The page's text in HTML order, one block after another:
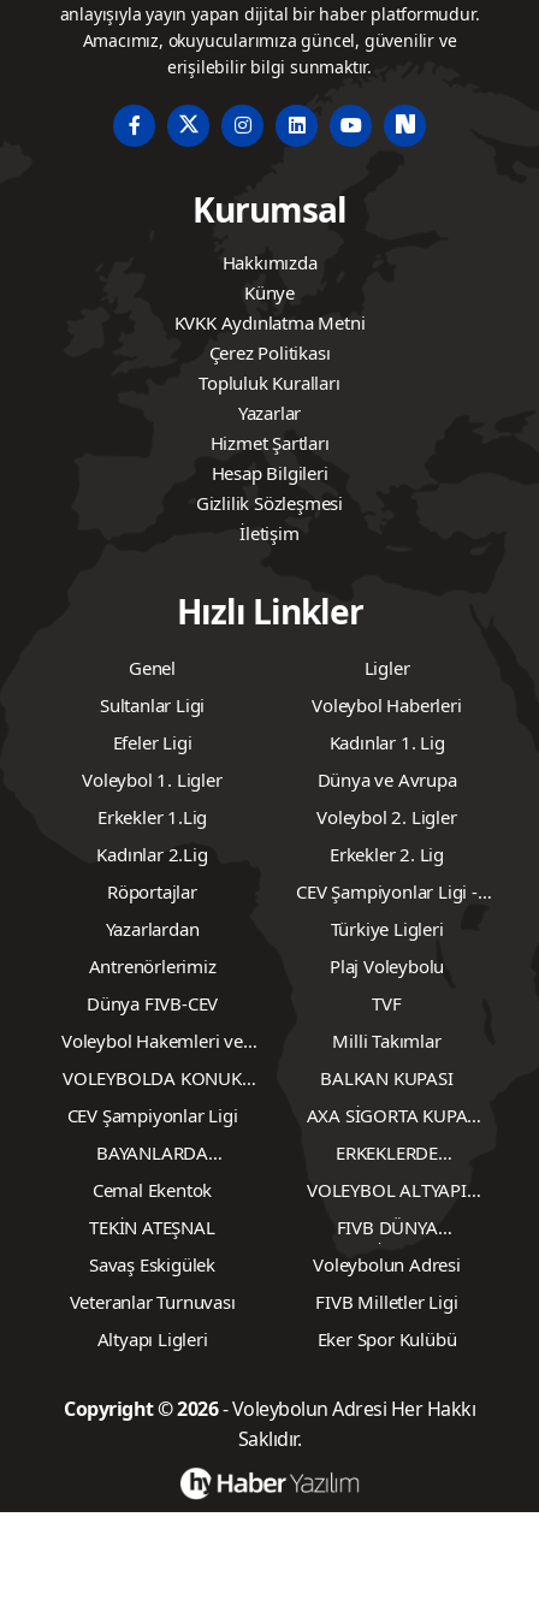
anlayışıyla yayın yapan dijital bir haber platformudur.
Amacımız, okuyucularımıza güncel, güvenilir ve
erişilebilir bilgi sunmaktır.
Kurumsal
Hakkımızda
Künye
KVKK Aydınlatma Metni
Çerez Politikası
Topluluk Kuralları
Yazarlar
Hizmet Şartları
Hesap Bilgileri
Gizlilik Sözleşmesi
İletişim
Hızlı Linkler
Genel
Ligler
Sultanlar Ligi
Voleybol Haberleri
Efeler Ligi
Kadınlar 1. Lig
Voleybol 1. Ligler
Dünya ve Avrupa
Erkekler 1.Lig
Voleybol 2. Ligler
Kadınlar 2.Lig
Erkekler 2. Lig
Röportajlar
CEV Şampiyonlar Ligi -
Yazarlardan
Türkiye Ligleri
Antrenörlerimiz
Plaj Voleybolu
Dünya FIVB-CEV
TVF
Voleybol Hakemleri ve
Milli Takımlar
VOLEYBOLDA KONUK
BALKAN KUPASI
CEV Şampiyonlar Ligi
AXA SİGORTA KUPA
BAYANLARDA
ERKEKLERDE
Cemal Ekentok
VOLEYBOL ALTYAPI
KARŞILAŞMALARI
TEKİN ATEŞNAL
FIVB DÜNYA
ŞAMPİYONASI
Savaş Eskigülek
Voleybolun Adresi
Veteranlar Turnuvası
FIVB Milletler Ligi
Altyapı Ligleri
Eker Spor Kulübü
Copyright © 2026- Voleybolun Adresi Her Hakkı
Saklıdır.